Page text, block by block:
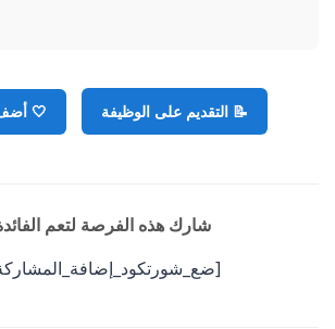
📝 التقديم على الوظيفة 🤍
شارك هذه الفرصة لتعم